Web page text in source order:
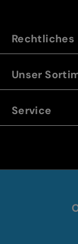
Rechtliches
Unser
Service